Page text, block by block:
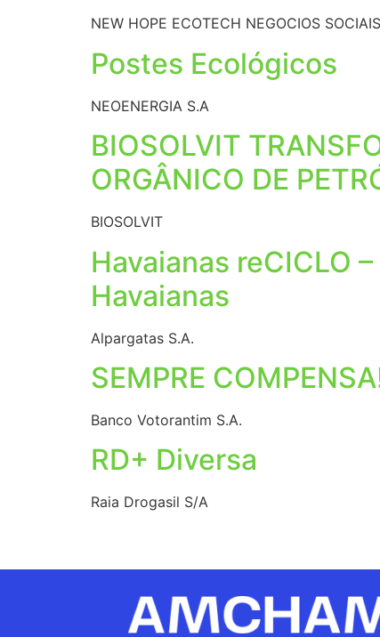
NEW HOPE ECOTECH NEGOCIOS
Postes Ecológicos
NEOENERGIA S.A
BIOSOLVIT
ORGÂNICO DE
BIOSOLVIT
Havaianas reCICLO
Havaianas
Alpargatas S.A.
SEMPRE
Banco Votorantim S.A.
RD+ Diversa
Raia Drogasil S/A